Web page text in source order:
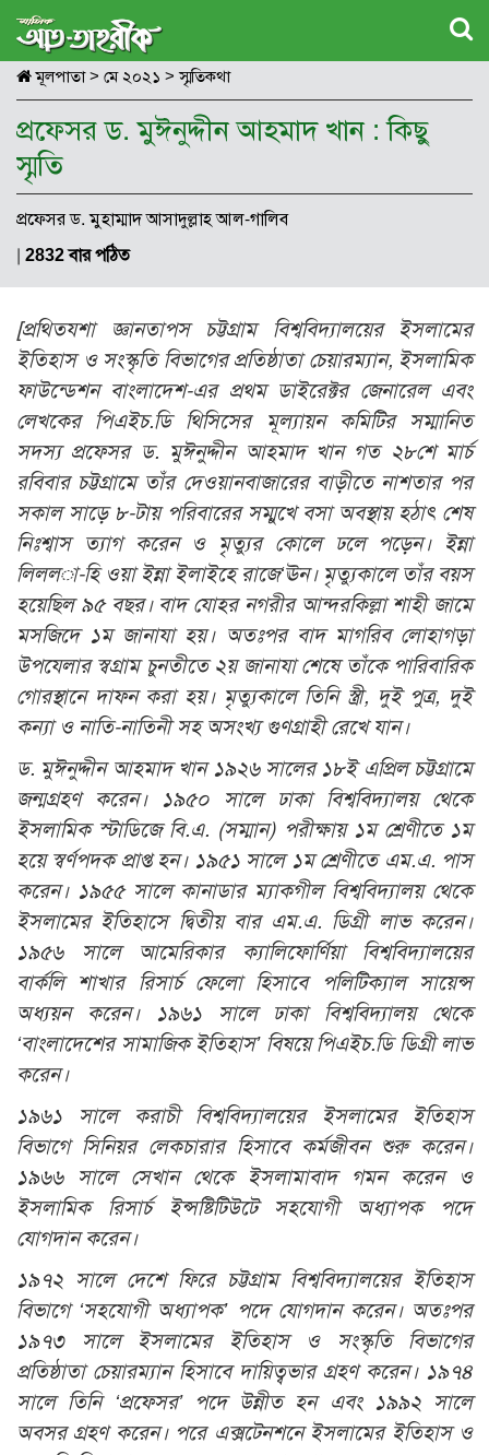
মূলপাতা> মে ২০২১ > স্মৃতিকথা
প্রফেসর ড. মুঈনুদ্দীন আহমাদ খান : কিছু
স্মৃতি
প্রফেসর ড. মুহাম্মাদ আসাদুল্লাহ আল-গালিব
| 2832 বার পঠিত
[প্রথিতযশা জ্ঞানতাপস চট্টগ্রাম বিশ্ববিদ্যালয়ের ইসলামের
ইতিহাস ও সংস্কৃতি বিভাগের প্রতিষ্ঠাতা চেয়ারম্যান, ইসলামিক
ফাউন্ডেশন বাংলাদেশ-এর প্রথম ডাইরেক্টর জেনারেল এবং
লেখকের পিএইচ.ডি থিসিসের মূল্যায়ন কমিটির সম্মানিত
সদস্য প্রফেসর ড. মুঈনুদ্দীন আহমাদ খান গত ২৮শে মার্চ
রবিবার চট্টগ্রামে তাঁর দেওয়ানবাজারের বাড়ীতে নাশতার পর
সকাল সাড়ে ৮-টায় পরিবারের সম্মুখে বসা অবস্থায় হঠাৎ শেষ
নিঃশ্বাস ত্যাগ করেন ও মৃত্যুর কোলে ঢলে পড়েন। ইন্না
লিলল­া-হি ওয়া ইন্না ইলাইহে রাজে‘ঊন। মৃত্যুকালে তাঁর বয়স
হয়েছিল ৯৫ বছর। বাদ যোহর নগরীর আন্দরকিল্লা শাহী জামে
মসজিদে ১ম জানাযা হয়। অতঃপর বাদ মাগরিব লোহাগড়া
উপযেলার স্বগ্রাম চুনতীতে ২য় জানাযা শেষে তাঁকে পারিবারিক
গোরস্থানে দাফন করা হয়। মৃত্যুকালে তিনি স্ত্রী, দুই পুত্র, দুই
কন্যা ও নাতি-নাতিনী সহ অসংখ্য গুণগ্রাহী রেখে যান।
ড. মুঈনুদ্দীন আহমাদ খান ১৯২৬ সালের ১৮ই এপ্রিল চট্টগ্রামে
জন্মগ্রহণ করেন। ১৯৫০ সালে ঢাকা বিশ্ববিদ্যালয় থেকে
ইসলামিক স্টাডিজে বি.এ. (সম্মান) পরীক্ষায় ১ম শ্রেণীতে ১ম
হয়ে স্বর্ণপদক প্রাপ্ত হন। ১৯৫১ সালে ১ম শ্রেণীতে এম.এ. পাস
করেন। ১৯৫৫ সালে কানাডার ম্যাকগীল বিশ্ববিদ্যালয় থেকে
ইসলামের ইতিহাসে দ্বিতীয় বার এম.এ. ডিগ্রী লাভ করেন।
১৯৫৬ সালে আমেরিকার ক্যালিফোর্ণিয়া বিশ্ববিদ্যালয়ের
বার্কলি শাখার রিসার্চ ফেলো হিসাবে পলিটিক্যাল সায়েন্স
অধ্যয়ন করেন। ১৯৬১ সালে ঢাকা বিশ্ববিদ্যালয় থেকে
‘বাংলাদেশের সামাজিক ইতিহাস’ বিষয়ে পিএইচ.ডি ডিগ্রী লাভ
করেন।
১৯৬১ সালে করাচী বিশ্ববিদ্যালয়ের ইসলামের ইতিহাস
বিভাগে সিনিয়র লেকচারার হিসাবে কর্মজীবন শুরু করেন।
১৯৬৬ সালে সেখান থেকে ইসলামাবাদ গমন করেন ও
ইসলামিক রিসার্চ ইন্সষ্টিটিউটে সহযোগী অধ্যাপক পদে
যোগদান করেন।
১৯৭২ সালে দেশে ফিরে চট্টগ্রাম বিশ্ববিদ্যালয়ের ইতিহাস
বিভাগে ‘সহযোগী অধ্যাপক’ পদে যোগদান করেন। অতঃপর
১৯৭৩ সালে ইসলামের ইতিহাস ও সংস্কৃতি বিভাগের
প্রতিষ্ঠাতা চেয়ারম্যান হিসাবে দায়িত্বভার গ্রহণ করেন। ১৯৭৪
সালে তিনি ‘প্রফেসর’ পদে উন্নীত হন এবং ১৯৯২ সালে
অবসর গ্রহণ করেন। পরে এক্সটেনশনে ইসলামের ইতিহাস ও